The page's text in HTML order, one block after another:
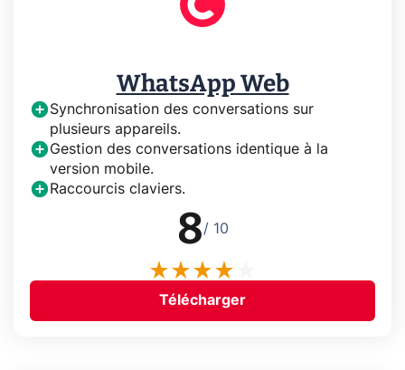
WhatsApp Web
Synchronisation des conversations sur
plusieurs appareils.
Gestion des conversations identique à la
version mobile.
Raccourcis claviers.
8/ 10
Télécharger